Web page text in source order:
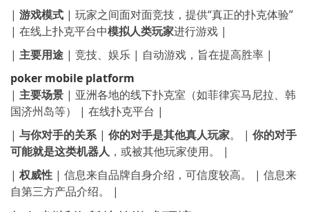
| 游戏模式 | 玩家之间面对面竞技，提供“真正的扑克体验”
| 在线上扑克平台中模拟人类玩家进行游戏 |
| 主要用途 | 竞技、娱乐 | 自动游戏，旨在提高胜率 |
poker mobile platform
| 主要场景 | 亚洲各地的线下扑克室（如菲律宾马尼拉、韩
国济州岛等） | 在线扑克平台 |
| 与你对手的关系| 你的对手是其他真人玩家。 | 你的对手
可能就是这类机器人 ，或被其他玩家使用。 |
| 权威性 | 信息来自品牌自身介绍，可信度较高。 | 信息来
自第三方产品介绍。 |